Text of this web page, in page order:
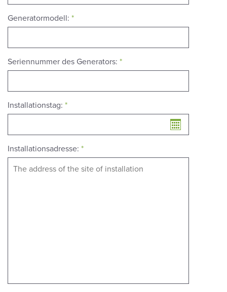
Generatormodell: *
Seriennummer des Generators: *
Installationstag: *
Installationsadresse: *